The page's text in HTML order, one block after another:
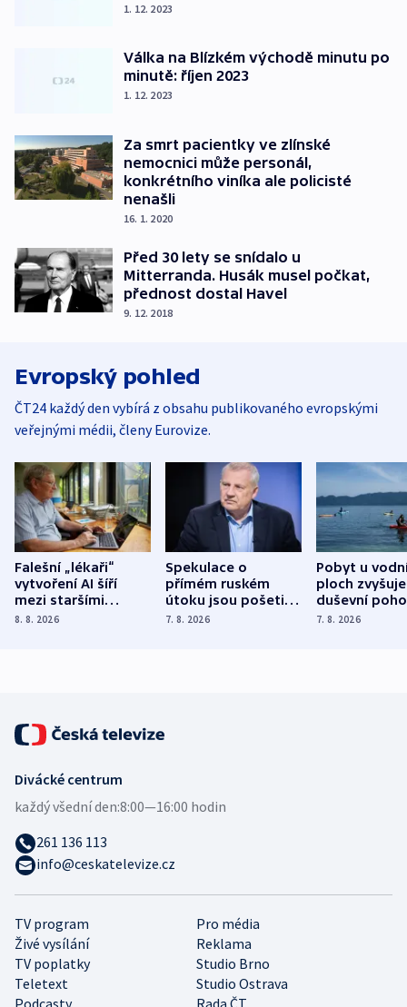
1. 12. 2023
Válka na Blízkém východě minutu po
minutě: říjen 2023
1. 12. 2023
Za smrt pacientky ve zlínské
nemocnici může personál,
konkrétního viníka ale policisté
nenašli
16. 1. 2020
Před 30 lety se snídalo u
Mitterranda. Husák musel počkat,
přednost dostal Havel
9. 12. 2018
Evropský pohled
ČT24 každý den vybírá z obsahu publikovaného evropskými
veřejnými médii, členy Eurovize.
Falešní „lékaři“
vytvoření AI šíří
mezi staršími
Poláky nebezpečné
8. 8. 2026
Spekulace o
přímém ruském
útoku jsou pošetilé,
míní estonský
7. 8. 2026
Pobyt u
ploch zvyšuje
duševní
ukázala
7. 8. 2026
TV program
Pro média
Živé vysílání
Reklama
TV poplatky
Studio Brno
Teletext
Studio Ostrava
Podcasty
Rada ČT
Divácké centrum
každý všední den:8:00—16:00 hodin
261 136 113
info@ceskatelevize.cz